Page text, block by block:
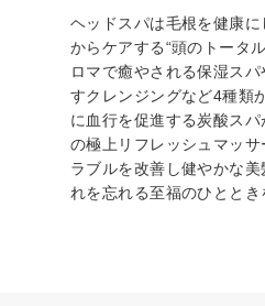
ヘッドスパは毛根を健康
からケアする“頭のトータ
ロマで癒やされる保湿スパ
すクレンジングなど4種類
に血行を促進する炭酸ス
の極上リフレッシュマッサ
ラブルを改善し健やかな
れを忘れる至福のひととき